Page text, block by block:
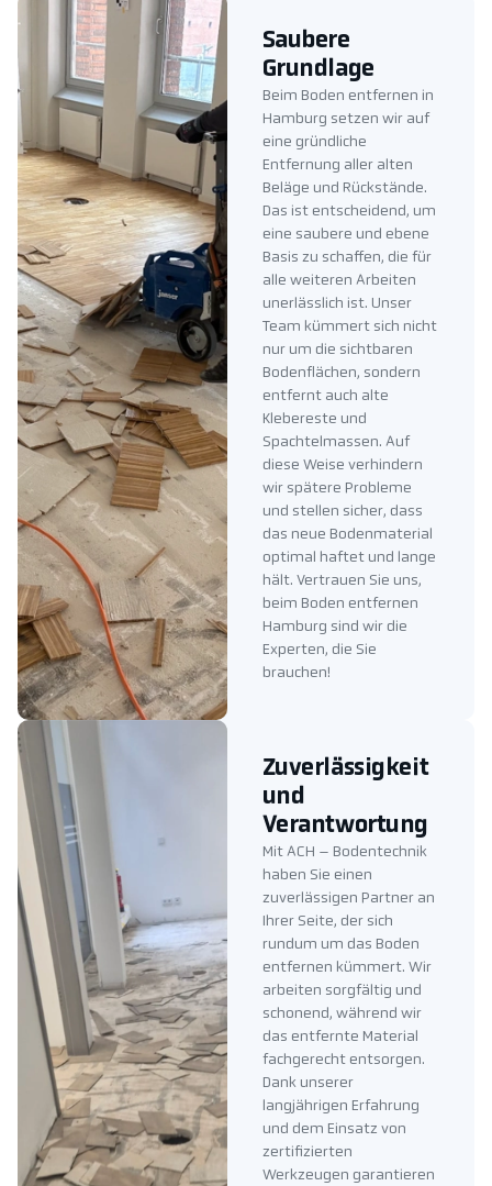
Saubere
Grundlage
Beim Boden entfernen in
Hamburg setzen wir auf
eine gründliche
Entfernung aller alten
Beläge und Rückstände.
Das ist entscheidend, um
eine saubere und ebene
Basis zu schaffen, die für
alle weiteren Arbeiten
unerlässlich ist. Unser
Team kümmert sich nicht
nur um die sichtbaren
Bodenflächen, sondern
entfernt auch alte
Klebereste und
Spachtelmassen. Auf
diese Weise verhindern
wir spätere Probleme
und stellen sicher, dass
das neue Bodenmaterial
optimal haftet und lange
hält. Vertrauen Sie uns,
beim Boden entfernen
Hamburg sind wir die
Experten, die Sie
brauchen!
Zuverlässigkeit
und
Verantwortung
Mit ACH – Bodentechnik
haben Sie einen
zuverlässigen Partner an
Ihrer Seite, der sich
rundum um das Boden
entfernen kümmert. Wir
arbeiten sorgfältig und
schonend, während wir
das entfernte Material
fachgerecht entsorgen.
Dank unserer
langjährigen Erfahrung
und dem Einsatz von
zertifizierten
Werkzeugen garantieren